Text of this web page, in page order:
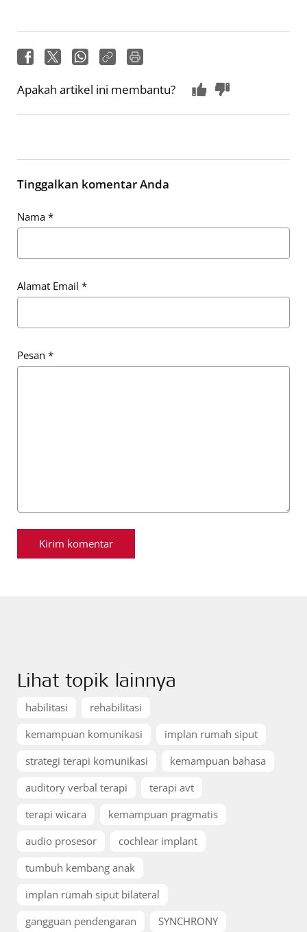
Apakah artikel ini membantu?
Tinggalkan komentar Anda
Nama *
Alamat Email *
Pesan *
Lihat topik lainnya
habilitasi
rehabilitasi
kemampuan komunikasi
implan rumah siput
strategi terapi komunikasi
kemampuan bahasa
auditory verbal terapi
terapi avt
terapi wicara
kemampuan pragmatis
audio prosesor
cochlear implant
tumbuh kembang anak
implan rumah siput bilateral
gangguan pendengaran
SYNCHRONY